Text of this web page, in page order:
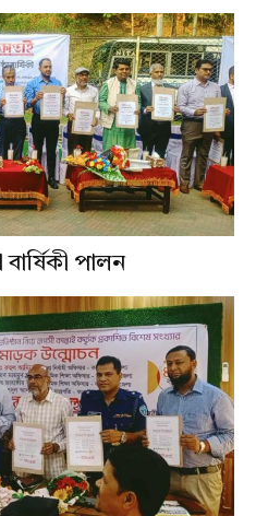
বার্ষিকী পালন